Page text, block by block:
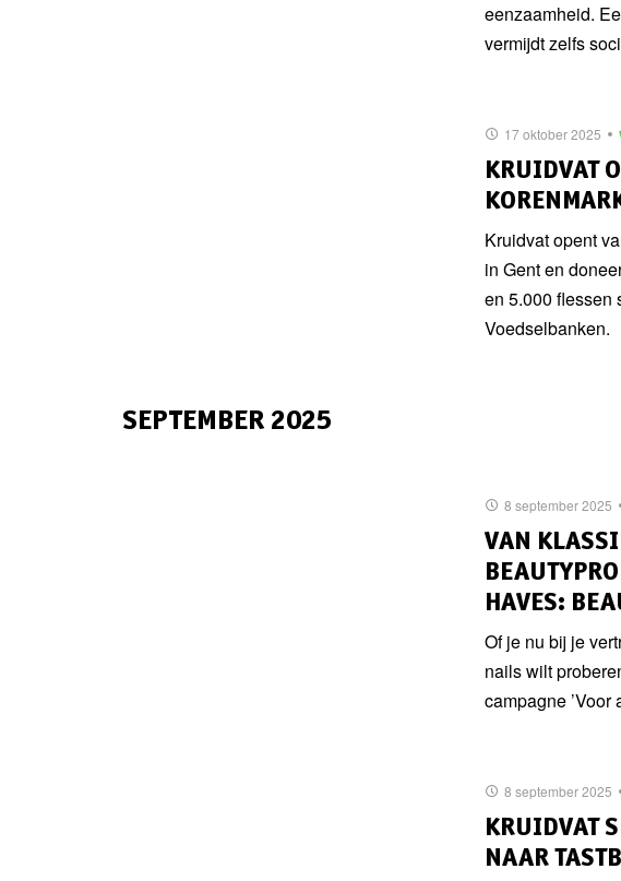
eenzaamheid.
vermijdt zelfs
17 oktober 2025
KRUIDVAT
Kruidvat opent
in Gent en
en 5.000 flessen
Voedselbanken.
SEPTEMBER 2025
8 september 2025
VAN
HAVES:
Of je nu bij je
nails wilt
campagne
8 september 2025
KRUIDVAT
NAAR